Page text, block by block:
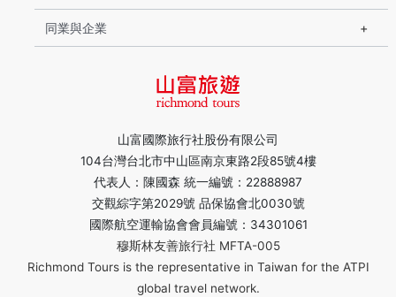
山富國際旅行社股份有限公司
104台灣台北市中山區南京東路2段85號4樓
代表人：陳國森 統一編號：22888987
交觀綜字第2029號 品保協會北0030號
國際航空運輸協會會員編號：34301061
穆斯林友善旅行社 MFTA-005
Richmond Tours is the representative in Taiwan for the ATPI
global travel network.
同業與企業